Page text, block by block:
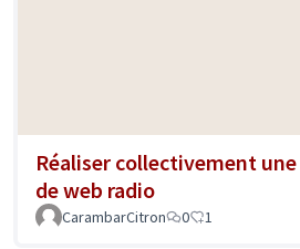
Réaliser collectivement
de web radio
CarambarCitron 0 1